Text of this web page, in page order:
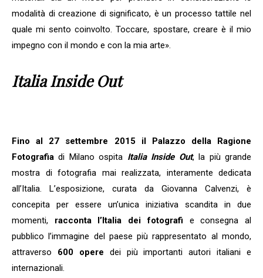
modalità di creazione di significato, è un processo tattile nel
quale mi sento coinvolto. Toccare, spostare, creare è il mio
impegno con il mondo e con la mia arte».
Italia Inside Out
Fino al 27 settembre 2015 il Palazzo della Ragione
Fotografia di Milano ospita Italia Inside Out, la più grande
mostra di fotografia mai realizzata, interamente dedicata
all’Italia. L’esposizione, curata da Giovanna Calvenzi, è
concepita per essere un’unica iniziativa scandita in due
momenti, racconta l’Italia dei fotografi e consegna al
pubblico l’immagine del paese più rappresentato al mondo,
attraverso 600 opere dei più importanti autori italiani e
internazionali.